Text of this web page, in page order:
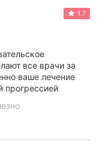
1.7
все врачи за
ваше лечение
прогрессией